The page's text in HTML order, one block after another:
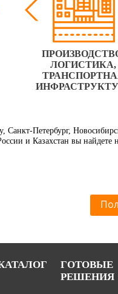
ЛОГИСТИКА,
Санкт-Петербург,
и Казахстан вы найдете
ГОТОВЫЕ
РЕШЕНИЯ